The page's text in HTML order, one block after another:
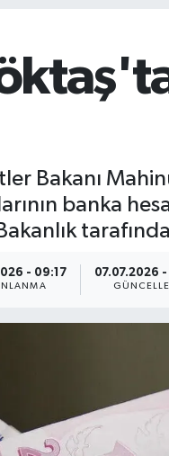
Bakanı
banka
- 09:17 07.07.2026